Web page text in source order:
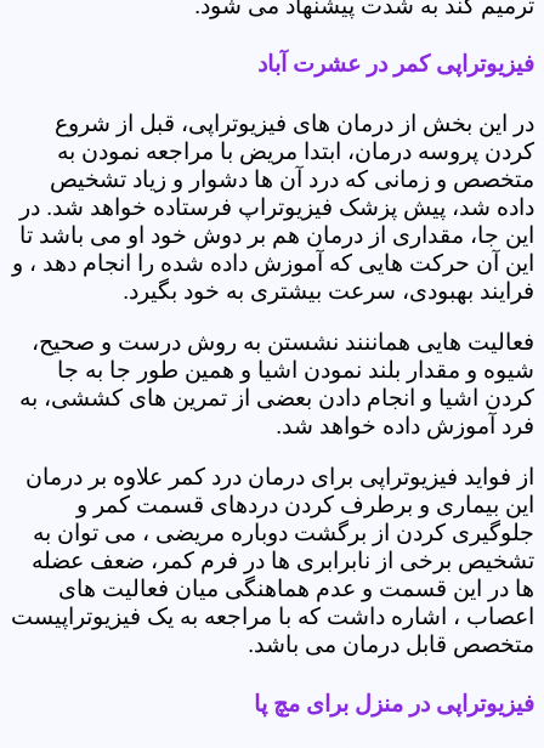
ترمیم کند به شدت پیشنهاد می شود.
فیزیوتراپی کمر در عشرت آباد
در این بخش از درمان های فیزیوتراپی، قبل از شروع
کردن پروسه درمان، ابتدا مریض با مراجعه نمودن به
متخصص و زمانی که درد آن ها دشوار و زیاد تشخیص
داده شد، پیش پزشک فیزیوتراپ فرستاده خواهد شد. در
این جا، مقداری از درمان هم بر دوش خود او می باشد تا
این آن حرکت هایی که آموزش داده شده را انجام دهد ، و
فرایند بهبودی، سرعت بیشتری به خود بگیرد.
فعالیت هایی هماننند نشستن به روش درست و صحیح،
شیوه و مقدار بلند نمودن اشیا و همین طور جا به جا
کردن اشیا و انجام دادن بعضی از تمرین های کششی، به
فرد آموزش داده خواهد شد.
از فواید فیزیوتراپی برای درمان درد کمر علاوه بر درمان
این بیماری و برطرف کردن دردهای قسمت کمر و
جلوگیری کردن از برگشت دوباره مریضی ، می توان به
تشخیص برخی از نابرابری ها در فرم کمر، ضعف عضله
ها در این قسمت و عدم هماهنگی میان فعالیت های
اعصاب ، اشاره داشت که با مراجعه به یک فیزیوتراپیست
متخصص قابل درمان می باشد.
فیزیوتراپی در منزل برای مچ پا